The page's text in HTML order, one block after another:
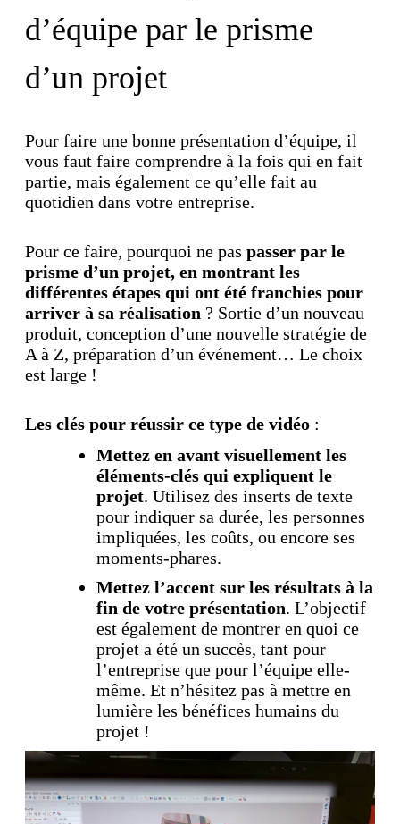
d’équipe par le prisme
d’un projet
Pour faire une bonne présentation d’équipe, il
vous faut faire comprendre à la fois qui en fait
partie, mais également ce qu’elle fait au
quotidien dans votre entreprise.
Pour ce faire, pourquoi ne pas passer par le
prisme d’un projet, en montrant les
différentes étapes qui ont été franchies pour
arriver à sa réalisation ? Sortie d’un nouveau
produit, conception d’une nouvelle stratégie de
A à Z, préparation d’un événement… Le choix
est large !
Les clés pour réussir ce type de vidéo :
Mettez en avant visuellement les
éléments-clés qui expliquent le
projet. Utilisez des inserts de texte
pour indiquer sa durée, les personnes
impliquées, les coûts, ou encore ses
moments-phares.
Mettez l’accent sur les résultats à la
fin de votre présentation. L’objectif
est également de montrer en quoi ce
projet a été un succès, tant pour
l’entreprise que pour l’équipe elle-
même. Et n’hésitez pas à mettre en
lumière les bénéfices humains du
projet !